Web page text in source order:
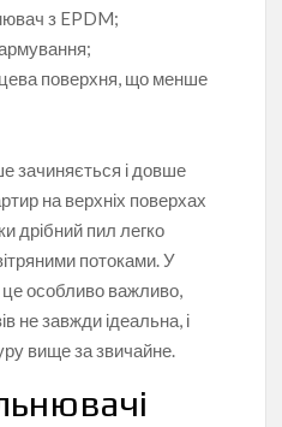
з EPDM;
поверхня, що менше
зачиняється і довше
на верхніх поверхах
дрібний пил легко
потоками. У
особливо важливо,
не завжди ідеальна, і
вище за звичайне.